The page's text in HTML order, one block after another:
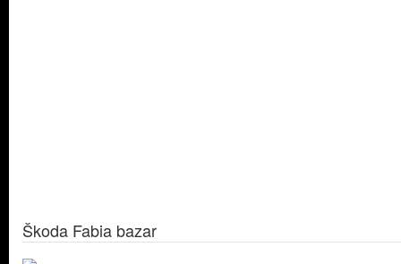
Škoda Fabia bazar